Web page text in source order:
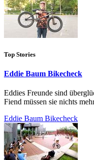
Top Stories
Eddie Baum Bikecheck
Eddies Freunde sind
Fiend müssen sie nichts
Eddie Baum Bikecheck